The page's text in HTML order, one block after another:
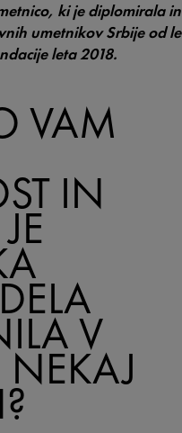
ki je diplomirala
umetnikov Srbije od
leta 2018.
VAM
IN
V